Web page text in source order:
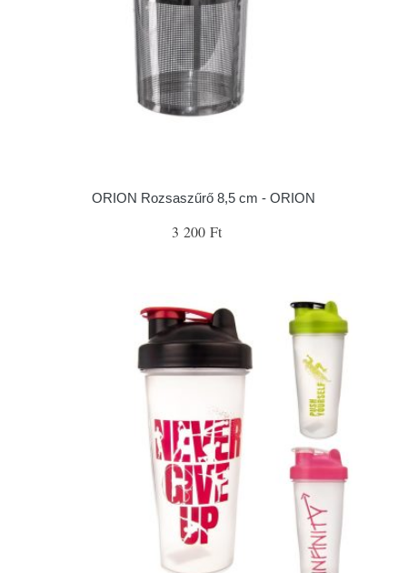
ORION Rozsaszűrő 8,5 cm - ORION
3 200 Ft